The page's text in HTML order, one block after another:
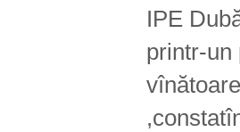
IPE
printr-un